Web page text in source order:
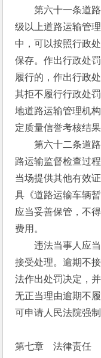
第六十一条道路
级以上道路运输管
中，可以按照行政
保存。作出行政处
履行的，作出行政
其拒不履行行政处
地道路运输管理机
定质量信誉考核结
第六十二条道路
路运输监督检查过
当场提供其他有效
具《道路运输车辆
应当妥善保管，不
费用。
违法当事人应当
接受处理。逾期不
法作出处罚决定，
无正当理由逾期不
可申请人民法院强
第七章　法律责任